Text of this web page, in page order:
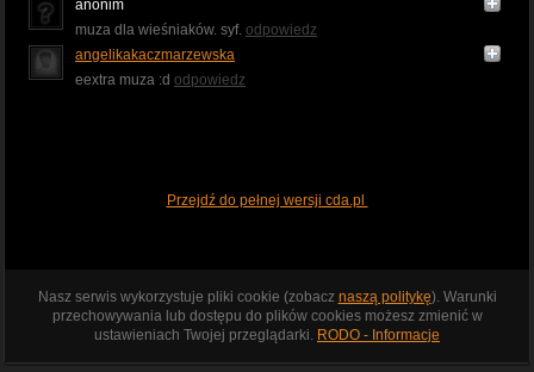
anonim
muza dla wieśniaków. syf. odpowiedz
angelikakaczmarzewska
eextra muza :d odpowiedz
Przejdź do pełnej wersji cda.pl
Nasz serwis wykorzystuje pliki cookie (zobacz naszą politykę). Warunki
przechowywania lub dostępu do plików cookies możesz zmienić w
ustawieniach Twojej przeglądarki. RODO - Informacje